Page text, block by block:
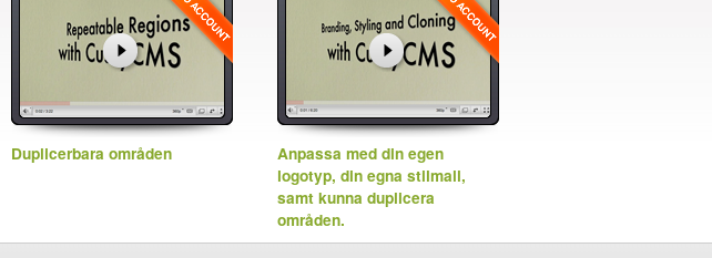
Duplicerbara områden
Anpassa med din egen
logotyp, din egna stilmall,
samt kunna duplicera
områden.